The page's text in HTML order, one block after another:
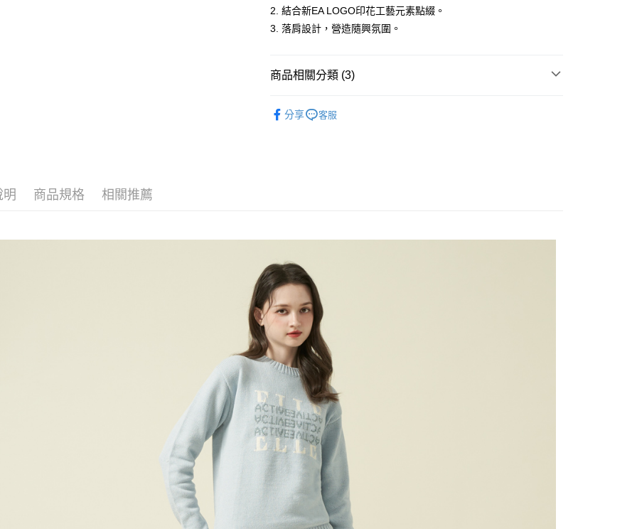
運送方式
每筆NT$60，滿NT$1,500(含以上)免運費
每筆NT$60，滿NT$1,500(含以上)免運費
付款後7-11取貨
每筆NT$60，滿NT$1,500(含以上)免運費
宅配(本島)
每筆NT$90，滿NT$1,500(含以上)免運費
宅配(離島)
每筆NT$225，滿NT$1,500(含以上)免運費
2. 結合新EA LOGO印花工藝元素點綴。
3. 落肩設計，營造隨興氛圍。
商品相關分類 (3)
分享 客服
明 商品規格 相關推薦